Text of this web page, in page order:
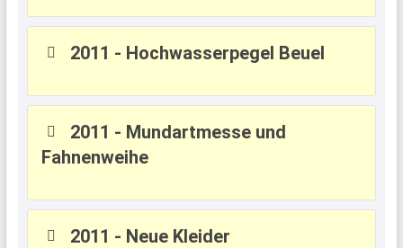
2011 - Hochwasserpegel Beuel
2011 - Mundartmesse und
Fahnenweihe
2011 - Neue Kleider